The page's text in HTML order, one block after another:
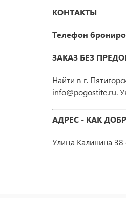
КОНТАКТЫ
Телефон
ЗАКАЗ БЕЗ
Найти в г.
info@pogostite.ru.
АДРЕС - КАК
Улица Калинина 38